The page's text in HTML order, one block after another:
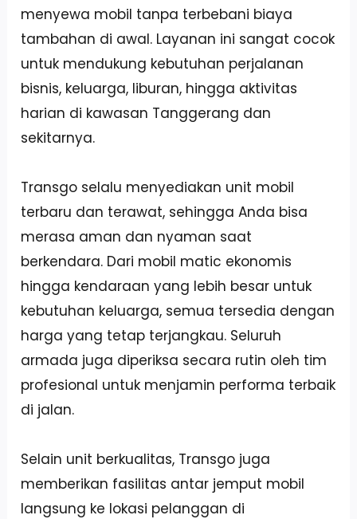
menyewa mobil tanpa terbebani biaya
tambahan di awal. Layanan ini sangat cocok
untuk mendukung kebutuhan perjalanan
bisnis, keluarga, liburan, hingga aktivitas
harian di kawasan Tanggerang dan
sekitarnya.
Transgo selalu menyediakan unit mobil
terbaru dan terawat, sehingga Anda bisa
merasa aman dan nyaman saat
berkendara. Dari mobil matic ekonomis
hingga kendaraan yang lebih besar untuk
kebutuhan keluarga, semua tersedia dengan
harga yang tetap terjangkau. Seluruh
armada juga diperiksa secara rutin oleh tim
profesional untuk menjamin performa terbaik
di jalan.
Selain unit berkualitas, Transgo juga
memberikan fasilitas antar jemput mobil
langsung ke lokasi pelanggan di